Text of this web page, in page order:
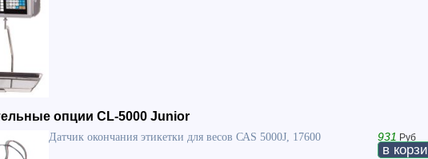
опции CL-5000 Junior
Датчик окончания этикетки для весов САS 5000J, 17600 931 Руб
в